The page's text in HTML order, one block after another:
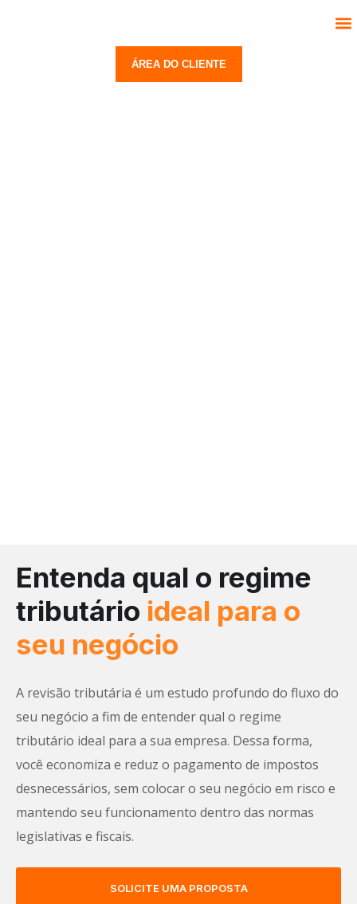
ÁREA DO CLIENTE
Entenda qual o regime
tributário ideal para o
seu negócio
A revisão tributária é um estudo profundo do fluxo do
seu negócio a fim de entender qual o regime
tributário ideal para a sua empresa. Dessa forma,
você economiza e reduz o pagamento de impostos
desnecessários, sem colocar o seu negócio em risco e
mantendo seu funcionamento dentro das normas
legislativas e fiscais.
SOLICITE UMA PROPOSTA